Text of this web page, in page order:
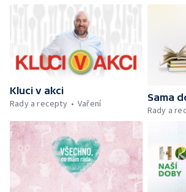
chytré vložky do bot
soutěž — Kniha
zvířátky — Práce
udržet v kondici v létě
Škola hrou —
Počasí + Zprávy —
maso, vejce, mléčné
Kniha veselých říkanek
Umělecký festival
Vyhodnocení ankety +
Vyhodnocení divácké
záchranářů v létě
Kluci v akci
Rady a recepty
Vaření
Sama
Rady a